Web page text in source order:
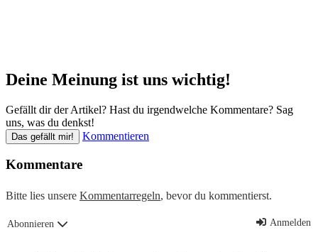
Deine Meinung ist uns wichtig!
Gefällt dir der Artikel? Hast du irgendwelche Kommentare? Sag
uns, was du denkst!
Das gefällt mir! Kommentieren
Kommentare
Bitte lies unsere Kommentarregeln, bevor du kommentierst.
Abonnieren Anmelden